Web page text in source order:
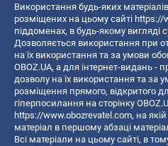
Використання будь-яких
розміщених на цьому сайті https://
піддоменах, в будь-якому вигляді
Дозволяється використання при
на їх використання та за умови
OBOZ.UA, а для інтернет-видань -
дозволу на їх використання та за
розміщення прямого, відкритого
гіперпосилання на сторінку
https://www.obozrevatel.com, на
матеріал в першому абзаці
Всі матеріали на цьому сайті, в